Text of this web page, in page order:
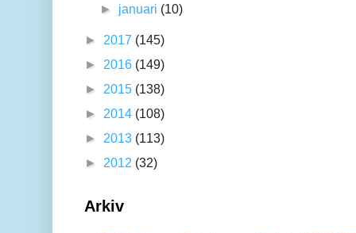
► januari (10)
► 2017 (145)
► 2016 (149)
► 2015 (138)
► 2014 (108)
► 2013 (113)
► 2012 (32)
Arkiv